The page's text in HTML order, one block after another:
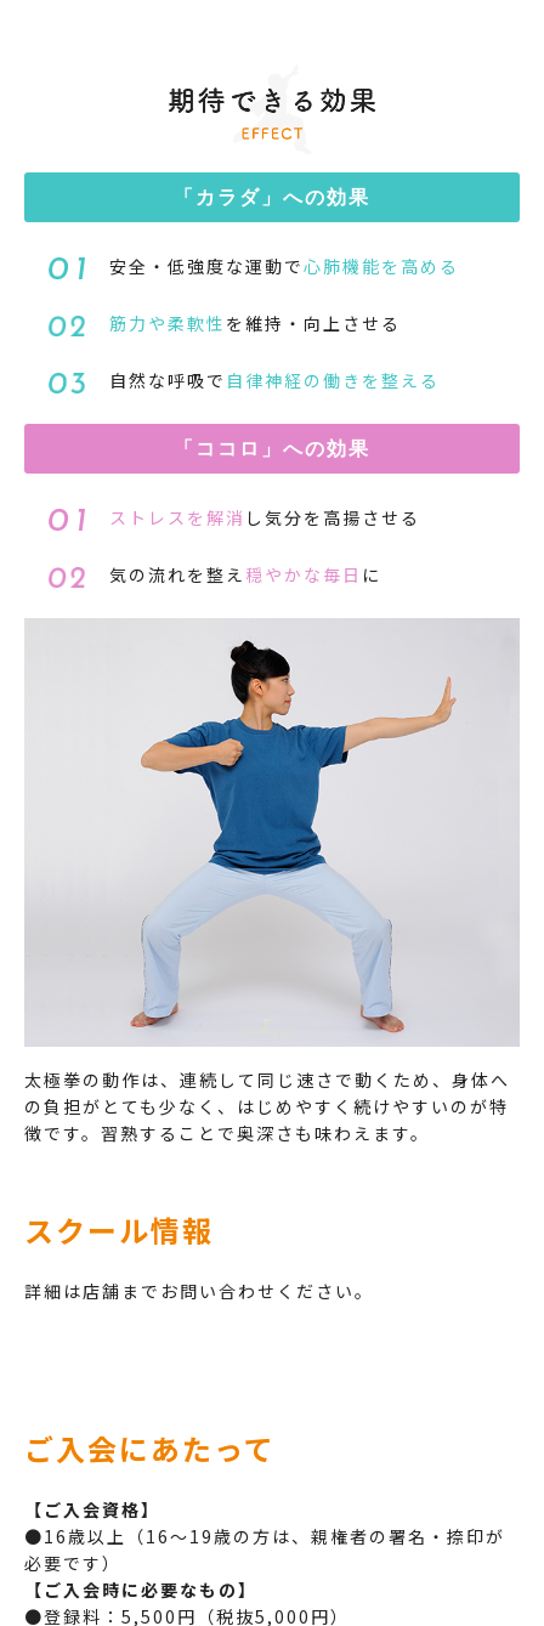
「カラダ」への効果
安全・低強度な運動で心肺機能を高める
筋力や柔軟性 を維持・向上させる
自然な呼吸で 自律神経の働きを整える
「ココロ」への効果
ストレスを解消 し気分を高揚させる
気の流れを整え 穏やかな毎日 に
太極拳の動作は、連続して同じ速さで動くため、身体へ
の負担がとても少なく、はじめやすく続けやすいのが特
徴です。習熟することで奥深さも味わえます。
スクール情報
詳細は店舗までお問い合わせください。
ご入会にあたって
【ご入会資格】
●16歳以上（16～19歳の方は、親権者の署名・捺印が
必要です）
【ご入会時に必要なもの】
●登録料：5,500円（税抜5,000円）